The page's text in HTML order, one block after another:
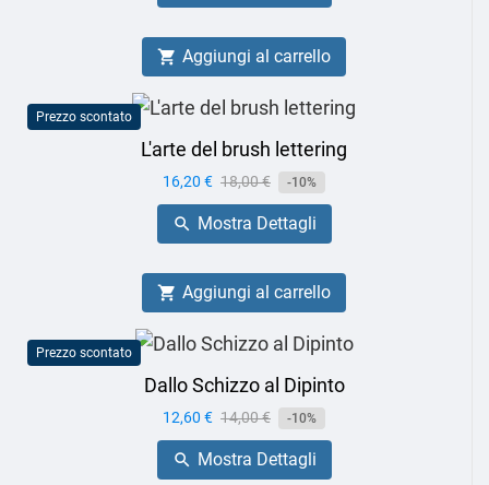
 Aggiungi al carrello
Prezzo scontato
L'arte del brush lettering
Prezzo
16,20 € Prezzo
base
18,00 € -10%
 Mostra Dettagli
 Aggiungi al carrello
Prezzo scontato
Dallo Schizzo al Dipinto
Prezzo
12,60 € Prezzo
base
14,00 € -10%
 Mostra Dettagli